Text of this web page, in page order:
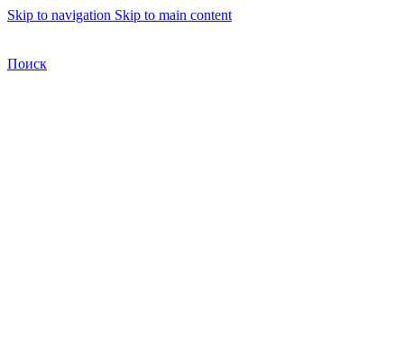
Skip to navigation Skip to main content
Поиск